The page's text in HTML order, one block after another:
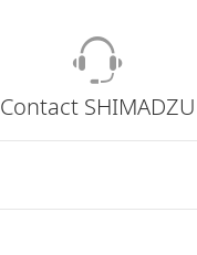
Contact SHIMADZU